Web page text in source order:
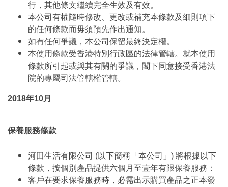
行，其他條文繼續完全生效及有效。
本公司有權隨時修改、更改或補充本條款及細則項下
的任何條款而毋須預先作出通知。
如有任何爭議，本公司保留最終決定權。
本使用條款受香港特別行政區的法律管轄。就本使用
條款所引起或與其有關的爭議，閣下同意接受香港法
院的專屬司法管轄權管轄。
2018年10月
保養服務條款
河田生活有限公司 (以下簡稱「本公司」) 將根據以下
條款，按個別產品提供六個月至壹年有限保養服務：
客戶在要求保養服務時，必需出示購買產品之正本發